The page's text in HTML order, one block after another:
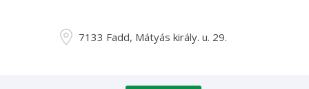
7133 Fadd, Mátyás király. u. 29.